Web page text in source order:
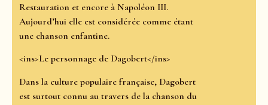
Restauration et encore à Napoléon III.
Aujourd’hui elle est considérée comme étant
une chanson enfantine.
<ins>Le personnage de Dagobert</ins>
Dans la culture populaire française, Dagobert
est surtout connu au travers de la chanson du